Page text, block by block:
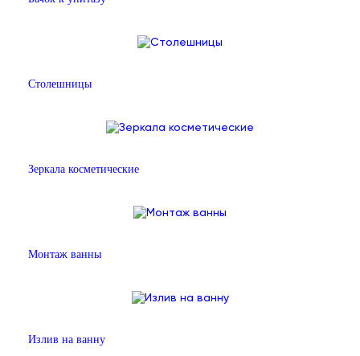
Столешницы
Зеркала косметические
Монтаж ванны
Излив на ванну